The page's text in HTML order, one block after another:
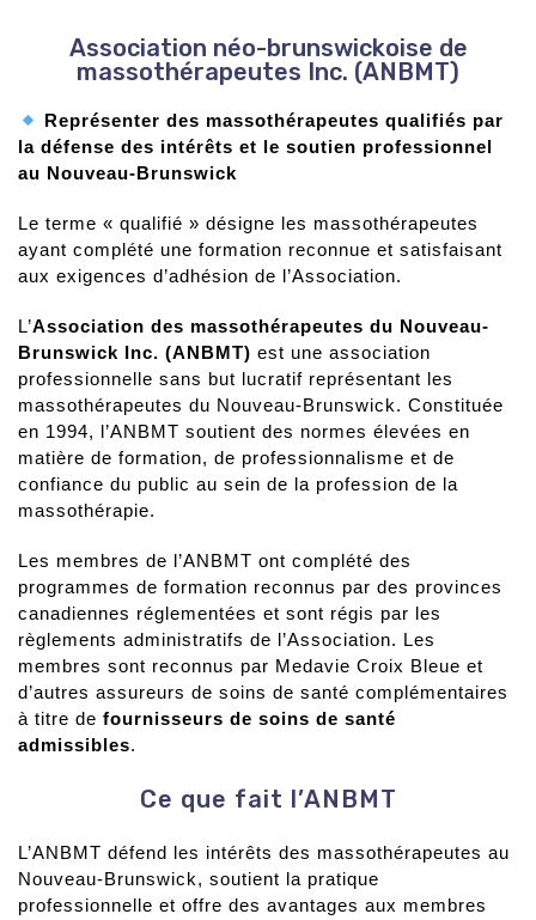
Association néo-brunswickoise de
massothérapeutes Inc. (ANBMT)
Représenter des massothérapeutes qualifiés par
la défense des intérêts et le soutien professionnel
au Nouveau-Brunswick
Le terme « qualifié » désigne les massothérapeutes
ayant complété une formation reconnue et satisfaisant
aux exigences d’adhésion de l’Association.
L’Association des massothérapeutes du Nouveau-
Brunswick Inc. (ANBMT) est une association
professionnelle sans but lucratif représentant les
massothérapeutes du Nouveau-Brunswick. Constituée
en 1994, l’ANBMT soutient des normes élevées en
matière de formation, de professionnalisme et de
confiance du public au sein de la profession de la
massothérapie.
Les membres de l’ANBMT ont complété des
programmes de formation reconnus par des provinces
canadiennes réglementées et sont régis par les
règlements administratifs de l’Association. Les
membres sont reconnus par Medavie Croix Bleue et
d’autres assureurs de soins de santé complémentaires
à titre de fournisseurs de soins de santé
admissibles.
Ce que fait l’ANBMT
L’ANBMT défend les intérêts des massothérapeutes au
Nouveau-Brunswick, soutient la pratique
professionnelle et offre des avantages aux membres